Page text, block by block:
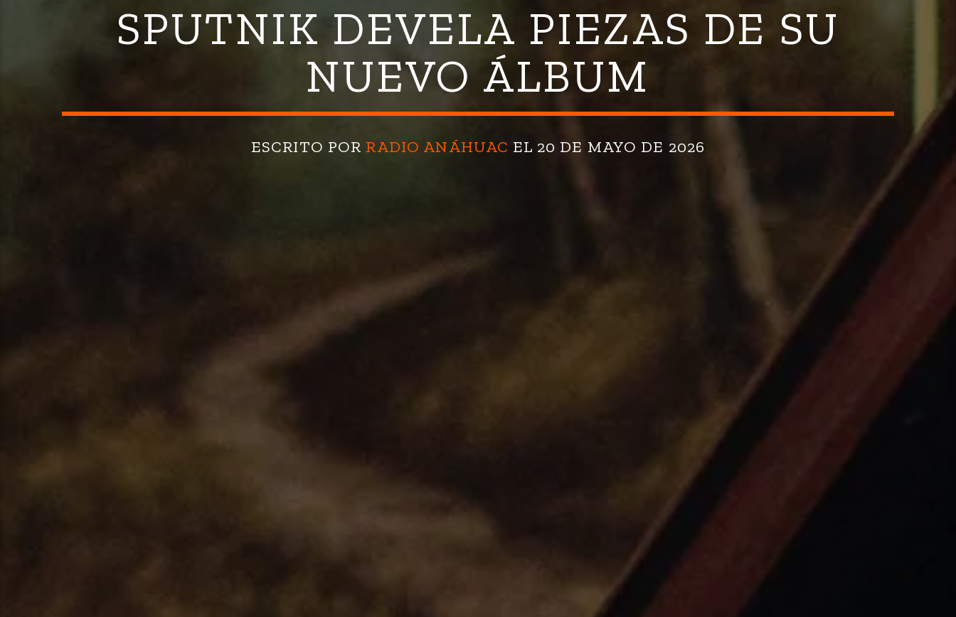
SPUTNIK DEVELA PIEZAS DE SU
NUEVO ÁLBUM
ESCRITO POR RADIO ANÁHUAC EL 20 DE MAYO DE 2026